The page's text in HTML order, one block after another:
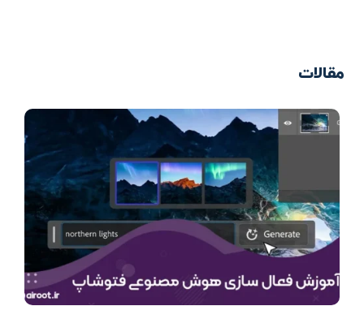
مقالات